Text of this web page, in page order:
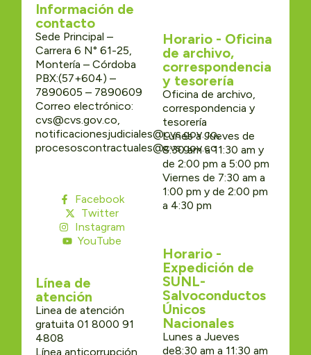
Información de
contacto
Sede Principal –
Carrera 6 N° 61-25,
Montería – Córdoba
PBX:(57+604) –
7890605 – 7890609
Correo electrónico:
cvs@cvs.gov.co,
notificacionesjudiciales@cvs.gov.co,
procesoscontractuales@cvs.gov.co
Facebook
Twitter
Instagram
YouTube
Línea de
atención
Linea de atención
gratuita 01 8000 91
4808
Línea anticorrupción
Horario - Oficina
de archivo,
correspondencia
y tesorería
Oficina de archivo,
correspondencia y
tesorería
Lunes a Jueves de
8:30 am a 11:30 am y
de 2:00 pm a 5:00 pm
Viernes de 7:30 am a
1:00 pm y de 2:00 pm
a 4:30 pm
Horario -
Expedición de
SUNL-
Salvoconductos
Únicos
Nacionales
Lunes a Jueves
de8:30 am a 11:30 am